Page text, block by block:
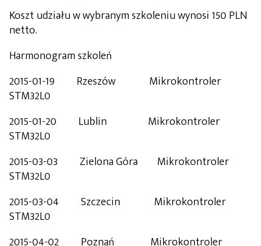
Koszt udziału w wybranym szkoleniu wynosi 150 PLN
netto.
Harmonogram szkoleń
2015-01-19 Rzeszów Mikrokontroler
STM32L0
2015-01-20 Lublin Mikrokontroler
STM32L0
2015-03-03 Zielona Góra Mikrokontroler
STM32L0
2015-03-04 Szczecin Mikrokontroler
STM32L0
2015-04-02 Poznań Mikrokontroler